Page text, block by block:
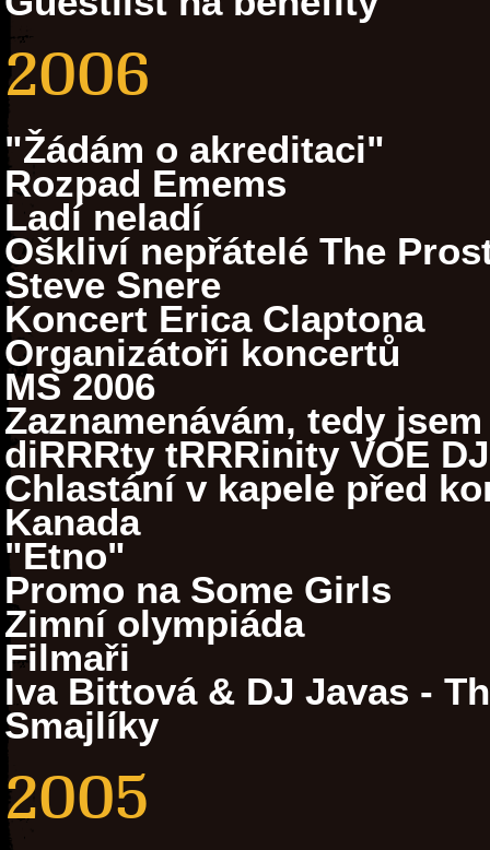
2006
"Žádám o akreditaci"
Rozpad Emems
Ladí neladí
Oškliví nepřátelé The
Steve Snere
Koncert Erica Claptona
Organizátoři koncertů
MS 2006
Zaznamenávám, tedy jsem
diRRRty tRRRinity VOE
Chlastání v kapele před
Kanada
"Etno"
Promo na Some Girls
Zimní olympiáda
Filmaři
Iva Bittová & DJ Javas -
Smajlíky
2005